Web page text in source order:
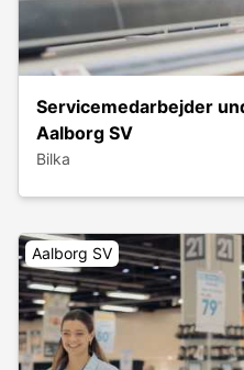
Servicemedarbejder
Aalborg SV
Bilka
Aalborg SV